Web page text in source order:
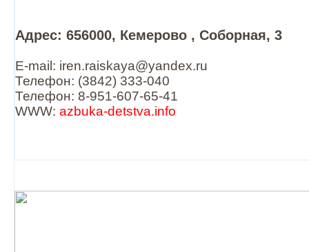
Адрес: 656000, Кемерово , Соборная, 3
E-mail: iren.raiskaya@yandex.ru
Телефон: (3842) 333-040
Телефон: 8-951-607-65-41
WWW: azbuka-detstva.info